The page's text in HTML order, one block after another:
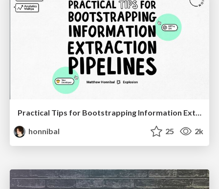
Practical Tips for Bootstrapping Information Extraction Pipelines
honnibal
25 2k